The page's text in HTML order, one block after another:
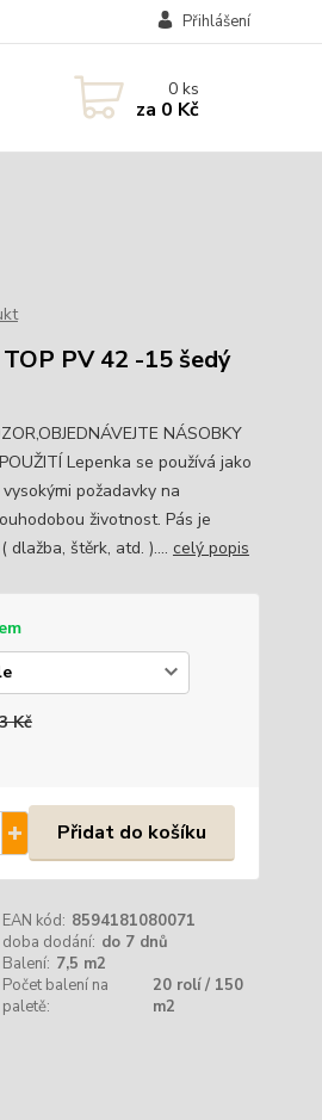
Přihlášení
0ks
za 0 Kč
PV 42 -15 šedý
NÁSOBKY
Lepenka se používá jako
požadavky na
životnost. Pás je
dlažba, štěrk, atd. ).... celý popis
Kč
Přidat do košíku
EAN kód: 8594181080071
doba dodání: do 7 dnů
Balení: 7,5 m2
Počet balení na
paletě:
20 rolí / 150
m2